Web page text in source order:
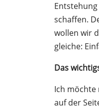
schaffen.
wollen wir
gleiche:
Das
Ich möchte
auf der